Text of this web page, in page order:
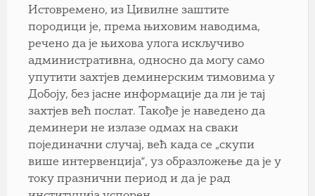
Истовремено, из Цивилне заштите
породици је, према њиховим наводима,
речено да је њихова улога искључиво
административна, односно да могу само
упутити захтјев деминерским тимовима у
Добоју, без јасне информације да ли је тај
захтјев већ послат. Такође је наведено да
деминери не излазе одмах на сваки
појединачни случај, већ када се „скупи
више интервенција“, уз образложење да је у
току празнични период и да је рад